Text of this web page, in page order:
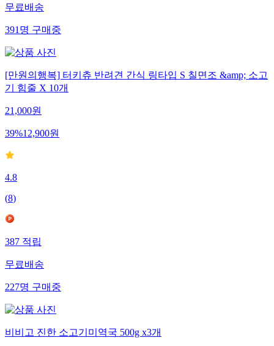
무료배송
391명구매중
[만원의행복] 터키츄 반려견 간식 링타입 S 칠면조 &amp; 소고
기 힘줄 X 10개
21,000원
39%12,900원
4.8
(8)
387적립
무료배송
227명구매중
비비고 진한 소고기미역국 500g x3개